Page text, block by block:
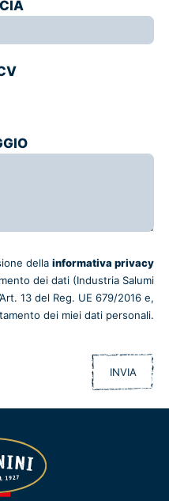
dellainformativa privacy
dei dati (Industria Salumi
13 del Reg. UE 679/2016 e,
dei miei dati personali.